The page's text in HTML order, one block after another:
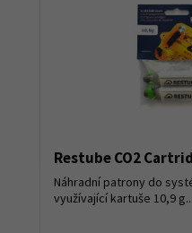
Restube CO2
Náhradní patrony do
využívající kartuše 10,9